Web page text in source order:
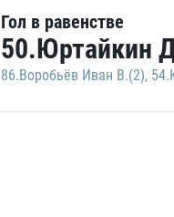
Гол в равенстве
50.Юртайкин
86.Воробьёв Иван В.(2),